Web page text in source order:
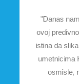
"Danas
ovoj
istina da
umetnicima
osmisle,